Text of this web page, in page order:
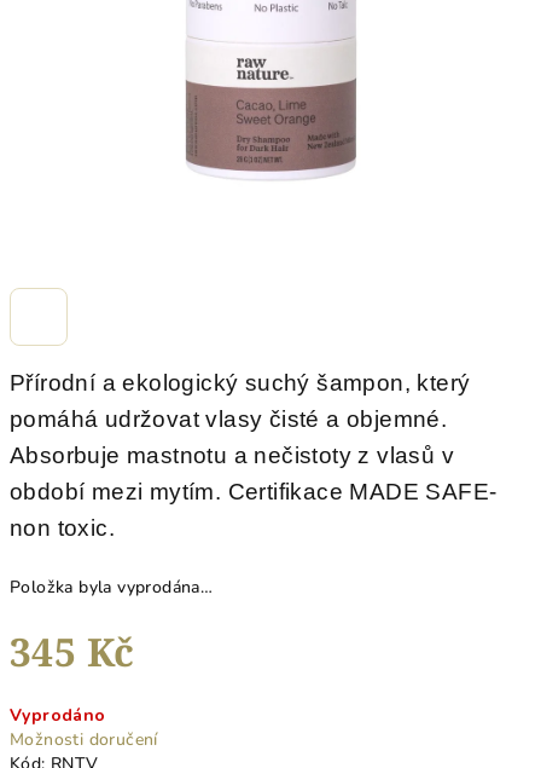
Přírodní a ekologický suchý šampon, který
pomáhá udržovat vlasy čisté a objemné.
Absorbuje mastnotu a nečistoty z vlasů v
období mezi mytím. Certifikace MADE SAFE-
non toxic.
Položka byla vyprodána…
345 Kč
cena:
Vyprodáno
Možnosti doručení
hvězdiček.